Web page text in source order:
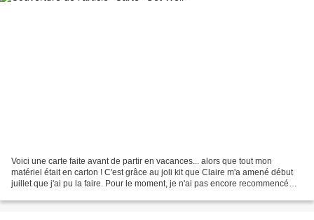
Voici une carte faite avant de partir en vacances... alors que tout mon
matériel était en carton ! C'est grâce au joli kit que Claire m'a amené début
juillet que j'ai pu la faire. Pour le moment, je n'ai pas encore recommencé